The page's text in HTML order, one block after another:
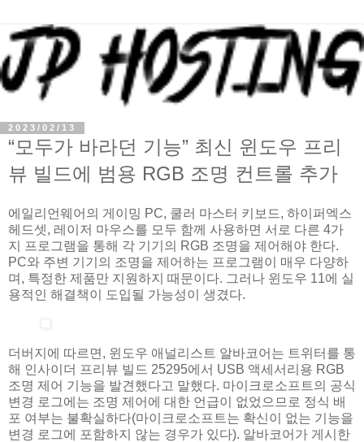
2023/02/13
“모두가 바라던 기능” 최신 윈도우 프리
뷰 빌드에 범용 RGB 조명 컨트롤 추가
에일리언웨어의 게이밍 PC, 쿨러 마스터 키보드, 하이퍼엑스
헤드셋, 레이저 마우스를 모두 함께 사용하면 서로 다른 4가
지 프로그램을 통해 각 기기의 RGB 조명을 제어해야 한다.
PC와 주변 기기의 조명을 제어하는 프로그램이 매우 다양하
며, 특정한 제품만 지원하지 때문이다. 그러나 윈도우 11에 실
용적인 해결책이 도입될 가능성이 생겼다.
더버지에 따르면, 윈도우 애널리스트 알바코어는 트위터를 통
해 인사이더 프리뷰 빌드 25295에서 USB 액세서리용 RGB
조명 제어 기능을 발견했다고 말했다. 마이크로소프트의 공식
변경 로그에는 조명 제어에 대한 언급이 없었으므로 정식 배
포 여부는 불확실하다(마이크로소프트는 확신이 없는 기능을
변경 로그에 포함하지 않는 경우가 있다). 알바코어가 게시한